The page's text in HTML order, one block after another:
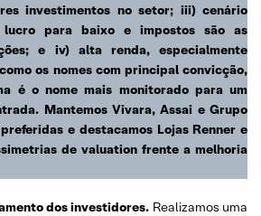
investimentos no setor; iii) cenário
lucro para baixo e impostos são as
e iv) alta renda, especialmente
os nomes com principal convicção,
é o nome mais monitorado para um
Mantemos Vivara, Assai e Grupo
e destacamos Lojas Renner e
de valuation frente a melhoria
dos investidores. Realizamos uma